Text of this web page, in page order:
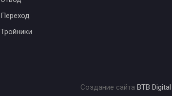
Переход
Тройники
Создание сайта BTB Digital